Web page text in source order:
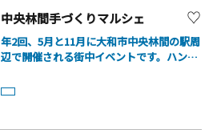
本展では、『大長編ドラえもん のび太
の海底鬼岩城』を形づくる要素に注目
し、本作品の魅力とともに、藤子・F・
不二雄先生の作品に通底する発想力
や、豊富な知識によって描かれた夢と
市・多摩市・調布市在住の65歳以上の
方及び一緒に入園する家族■優待内容
「花景の湯」優待 稲城市・川崎市・多
景の湯入館料が1,500円（通常価格：大
露天風呂で「梅の替わり湯」や、内湯
た、同時期に寒川町北部文化福祉会館
では「寒川のホタル復活への取組み」
パネル展も開催します。■パネル展開
川町でしか出会えない、ほのかな光の
では、ステージイベントをはじめ、バ
ラアイスやバラの苗の販売、キッチン
カーの出店、バラ講座などが楽しま
ラ園で、思う存分バラをご堪能くださ
くするメッセージ をいただきます。
第二部として オカリナ奏者小林洋子
（こばやしようこ）さまより「初夏の
きます。 新緑に包まれた静かな境内
中央林間手づくりマルシェ
年2回、5月と11月に大和市中央林間の駅周
辺で開催される街中イベントです。ハンド
や、ワークショップ体験ができるブースが